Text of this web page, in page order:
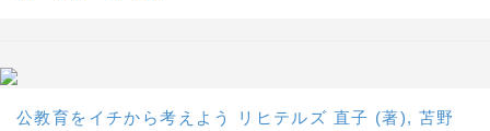
公教育をイチから考えよう リヒテルズ 直子 (著), 苫野